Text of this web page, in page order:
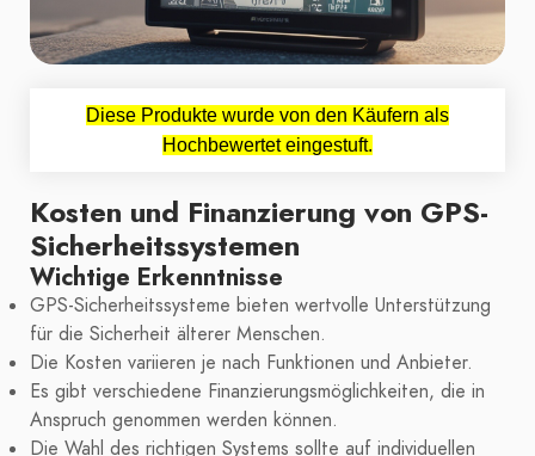
Diese Produkte wurde von den Käufern als
Hochbewertet eingestuft.
Kosten und Finanzierung von GPS-
Sicherheitssystemen
Wichtige Erkenntnisse
GPS-Sicherheitssysteme bieten wertvolle Unterstützung
für die Sicherheit älterer Menschen.
Die Kosten variieren je nach Funktionen und Anbieter.
Es gibt verschiedene Finanzierungsmöglichkeiten, die in
Anspruch genommen werden können.
Die Wahl des richtigen Systems sollte auf individuellen